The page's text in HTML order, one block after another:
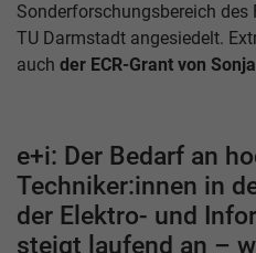
Sonderforschungsbereich des
TU Darmstadt angesiedelt.
auch der ECR-Grant von
e+i: Der Bedarf an
Techniker:innen in
der Elektro- und
steigt laufend an –